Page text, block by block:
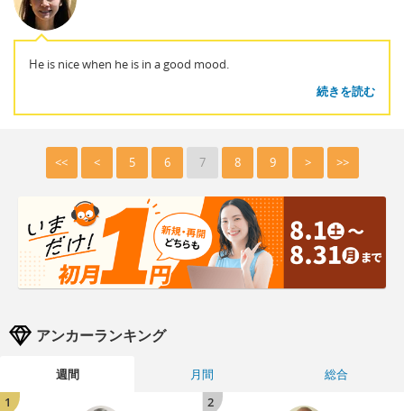
He is nice when he is in a good mood.
続きを読む
<< < 5 6 7 8 9 > >>
アンカーランキング
週間 月間
総合
1
2